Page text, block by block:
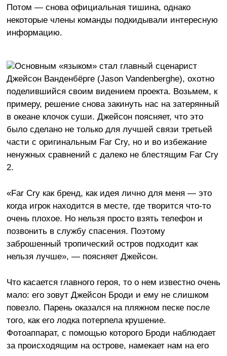
Потом — снова официальная тишина, однако
некоторые члены команды подкидывали интересную
информацию.
Основным «языком» стал главный сценарист
Джейсон Ванденбёрге (Jason Vandenberghe), охотно
поделившийся своим видением проекта. Возьмем, к
примеру, решение снова закинуть нас на затерянный
в океане клочок суши. Джейсон поясняет, что это
было сделано не только для лучшей связи третьей
части с оригинальным Far Cry, но и во избежание
ненужных сравнений с далеко не блестящим Far Cry
2.
«Far Cry как бренд, как идея лично для меня — это
когда игрок находится в месте, где творится что-то
очень плохое. Но нельзя просто взять телефон и
позвонить в службу спасения. Поэтому
заброшенный тропический остров подходит как
нельзя лучше», — поясняет Джейсон.
Что касается главного героя, то о нем известно очень
мало: его зовут Джейсон Броди и ему не слишком
повезло. Парень оказался на пляжном песке после
того, как его лодка потерпела крушение.
Фотоаппарат, с помощью которого Броди наблюдает
за происходящим на острове, намекает нам на его